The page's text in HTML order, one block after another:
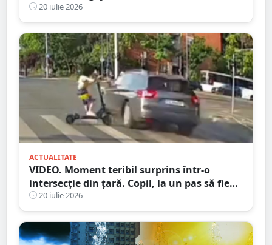
20 iulie 2026
ACTUALITATE
VIDEO. Moment teribil surprins într-o
intersecție din țară. Copil, la un pas să fie
spulberat de mașină
20 iulie 2026